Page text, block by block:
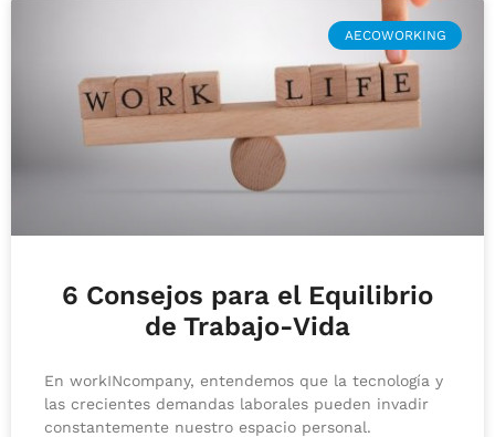
AECOWORKING
6 Consejos para el Equilibrio
de Trabajo-Vida
En workINcompany, entendemos que la tecnología y
las crecientes demandas laborales pueden invadir
constantemente nuestro espacio personal.